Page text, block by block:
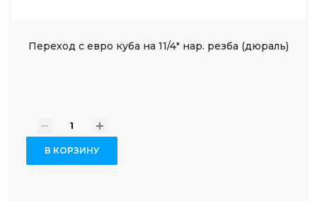
Переход с евро куба на 11/4" нар. резба (дюраль)
- +
В КОРЗИНУ